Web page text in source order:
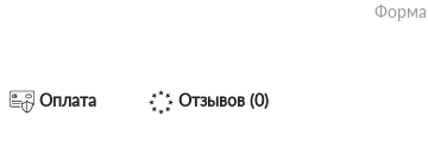
Форма
Оплата Отзывов (0)